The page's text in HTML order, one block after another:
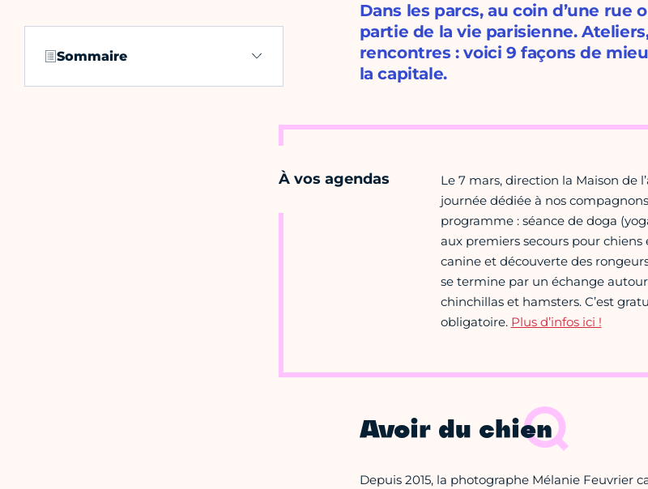
Sommaire
Dans les parcs, au coin d’une rue
partie de la vie parisienne.
rencontres : voici 9 façons de
la capitale.
À vos agendas Le 7 mars, direction la Maison de
journée dédiée à nos
programme : séance de doga
aux premiers secours pour
canine et découverte des
se termine par un échange
chinchillas et hamsters. C’est
obligatoire. Plus d’infos ici !
Avoir du chien
Depuis 2015, la photographe Mélanie Feuvrier